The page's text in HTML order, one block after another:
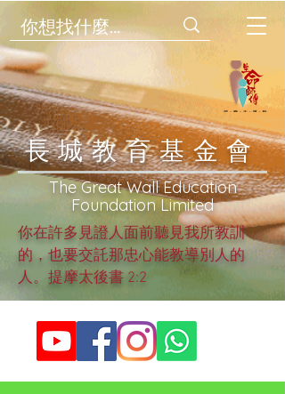
​長城教育基金會
​The Great Wall Education
Foundation Limited
你在許多見證人面前聽見我所教訓
的，也要交託那忠心能教導別人的
人。提摩太後書 2:2